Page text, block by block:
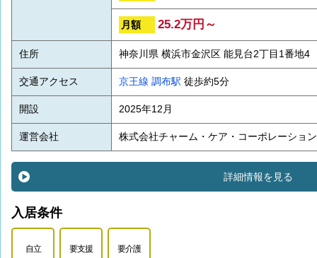
月額 25.2万円～
住所 神奈川県 横浜市金沢区 能見台2丁目1番地4
交通アクセス 京王線 調布駅 徒歩約5分
開設 2025年12月
運営会社 株式会社チャーム・ケア・コーポレーション
詳細情報を見る
入居条件
自立 要支援 要介護